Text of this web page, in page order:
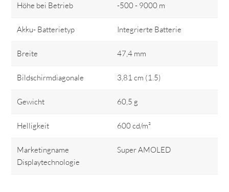
Höhe bei Betrieb -500 - 9000 m
Akku- Batterietyp Integrierte Batterie
Breite 47,4 mm
Bildschirmdiagonale 3,81 cm (1.5)
Gewicht 60,5 g
Helligkeit 600 cd/m²
Marketingname
Displaytechnologie
Super AMOLED